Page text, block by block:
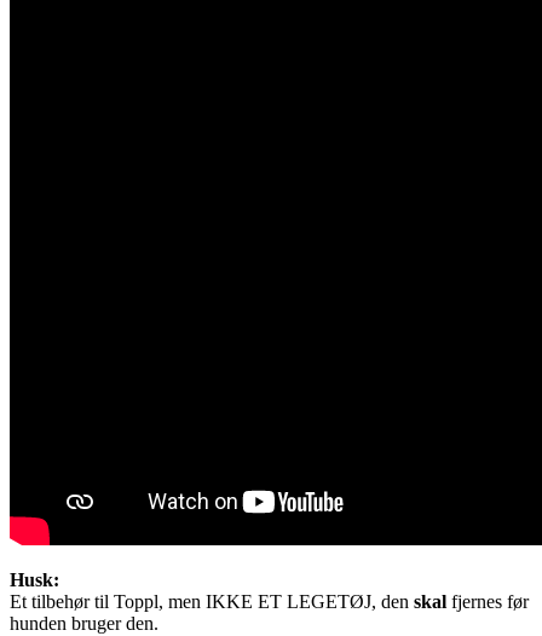
Husk:
Et tilbehør til Toppl, men IKKE ET LEGETØJ, den skal fjernes før
hunden bruger den.